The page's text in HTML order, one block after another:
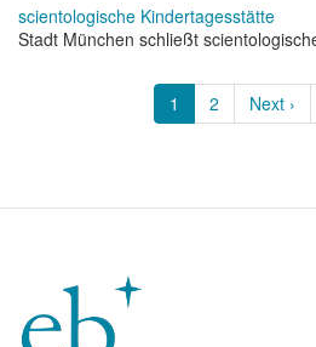
scientologische Kindertagesstätte
Stadt München schließt
Seitennummerierung
Aktuelle
Seite
1 Page
2
Nächste
Seite
Next ›